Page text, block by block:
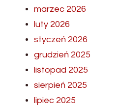
marzec 2026
luty 2026
styczeń 2026
grudzień 2025
listopad 2025
sierpień 2025
lipiec 2025